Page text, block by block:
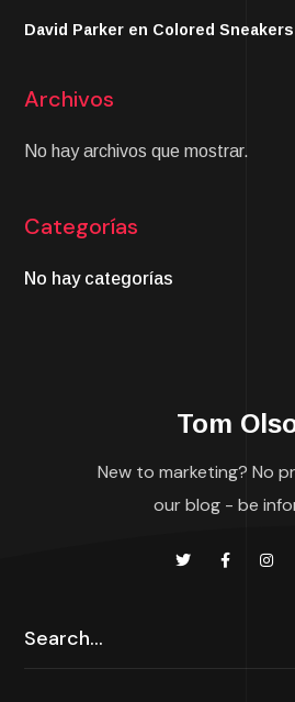
David Parker en Colored Sneakers
Archivos
No hay archivos que mostrar.
Categorías
No hay categorías
Tom
New to marketing? No
our blog - be